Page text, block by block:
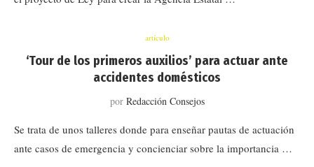
artículo
‘Tour de los primeros auxilios’ para actuar ante
accidentes domésticos
por Redacción Consejos
Se trata de unos talleres donde para enseñar pautas de actuación
ante casos de emergencia y concienciar sobre la importancia …